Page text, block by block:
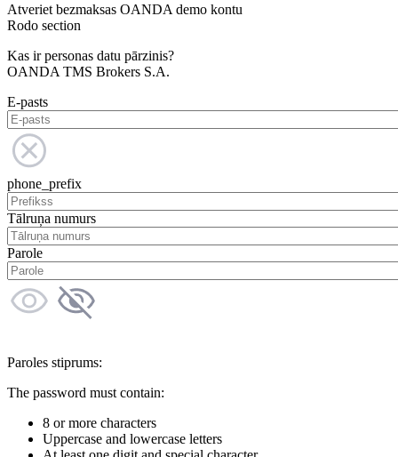
Atveriet bezmaksas OANDA demo kontu
Rodo section
Kas ir personas datu pārzinis?
OANDA TMS Brokers S.A.
E-pasts
phone_prefix
Tālruņa numurs
Parole
Paroles stiprums:
The password must contain:
8 or more characters
Uppercase and lowercase letters